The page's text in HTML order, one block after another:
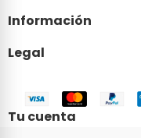
Información
Legal
Tu cuenta